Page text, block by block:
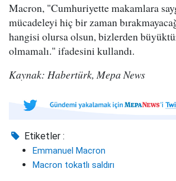
Macron, "Cumhuriyette makamlara
mücadeleyi hiç bir zaman
hangisi olursa olsun, bizlerden
olmamalı." ifadesini kullandı.
Kaynak: Habertürk, Mepa News
Etiketler :
Emmanuel Macron
Macron tokatlı saldırı